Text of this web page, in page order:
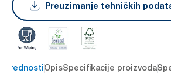
Preuzimanje tehničkih
prednostiOpisSpecifikacije proizvoda